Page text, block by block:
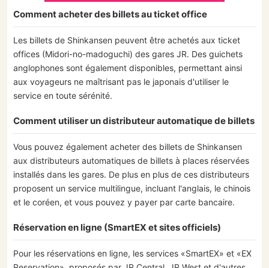
Comment acheter des billets au ticket office
Les billets de Shinkansen peuvent être achetés aux ticket
offices (Midori-no-madoguchi) des gares JR. Des guichets
anglophones sont également disponibles, permettant ainsi
aux voyageurs ne maîtrisant pas le japonais d'utiliser le
service en toute sérénité.
Comment utiliser un distributeur automatique de billets
Vous pouvez également acheter des billets de Shinkansen
aux distributeurs automatiques de billets à places réservées
installés dans les gares. De plus en plus de ces distributeurs
proposent un service multilingue, incluant l'anglais, le chinois
et le coréen, et vous pouvez y payer par carte bancaire.
Réservation en ligne (SmartEX et sites officiels)
Pour les réservations en ligne, les services «SmartEX» et «EX